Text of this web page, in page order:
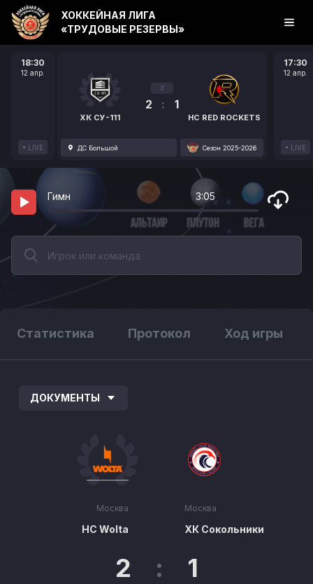
18:30
12 апр.
LIVE
ХК СУ-111
3
2 : 1
HC RED ROCKETS
ДС Большой Сезон 2025-2026
17:30
12 апр.
LIVE
ХОККЕЙНАЯ ЛИГА
«ТРУДОВЫЕ РЕЗЕРВЫ»
Гимн 3:05
Статистика Протокол Ход игры
ДОКУМЕНТЫ
Москва
HC Wolta
2 : 1
Москва
ХК Сокольники